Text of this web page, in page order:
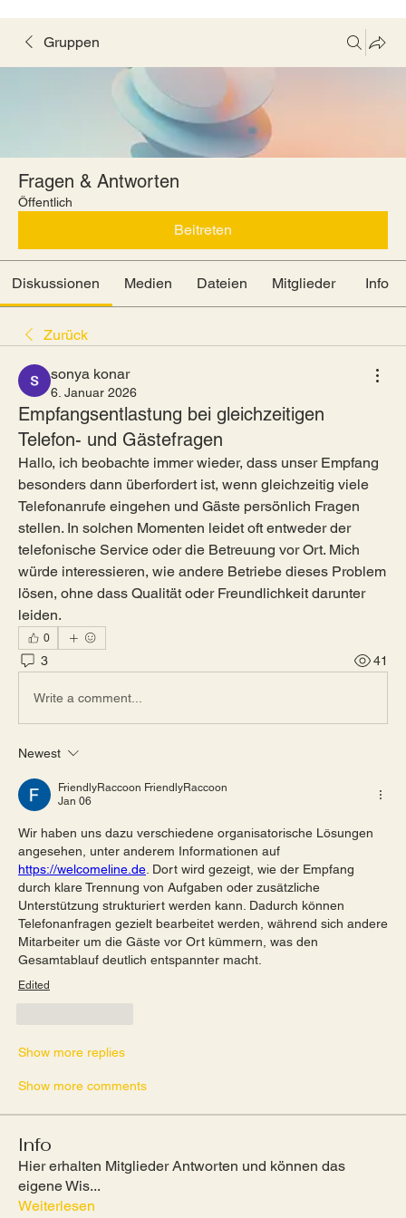
Gruppen
Fragen & Antworten
Öffentlich
Beitreten
Diskussionen Medien Dateien Mitglieder Info
Zurück
sonya konar
6. Januar 2026
Empfangsentlastung bei gleichzeitigen
Telefon- und Gästefragen
Hallo, ich beobachte immer wieder, dass unser Empfang
besonders dann überfordert ist, wenn gleichzeitig viele
Telefonanrufe eingehen und Gäste persönlich Fragen
stellen. In solchen Momenten leidet oft entweder der
telefonische Service oder die Betreuung vor Ort. Mich
würde interessieren, wie andere Betriebe dieses Problem
lösen, ohne dass Qualität oder Freundlichkeit darunter
leiden.
0
3 41
Write a comment...
Newest
FriendlyRaccoon FriendlyRaccoon
Jan 06
Wir haben uns dazu verschiedene organisatorische Lösungen
https://welcomeline.de . Dort wird gezeigt, wie der Empfang
durch klare Trennung von Aufgaben oder zusätzliche
Unterstützung strukturiert werden kann. Dadurch können
Telefonanfragen gezielt bearbeitet werden, während sich andere
Mitarbeiter um die Gäste vor Ort kümmern, was den
Gesamtablauf deutlich entspannter macht.
Edited
Show more replies
Show more comments
Info
Hier erhalten Mitglieder Antworten und können das
eigene Wis...
Weiterlesen